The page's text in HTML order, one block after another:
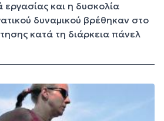
και η δυσκολία
δυναμικού βρέθηκαν στο
κατά τη διάρκεια πάνελ